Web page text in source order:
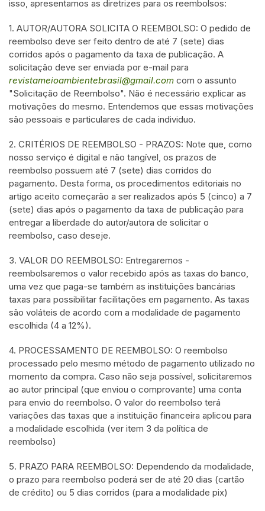
isso, apresentamos as diretrizes para os reembolsos:
1. AUTOR/AUTORA SOLICITA O REEMBOLSO: O pedido de
reembolso deve ser feito dentro de até 7 (sete) dias
corridos após o pagamento da taxa de publicação. A
solicitação deve ser enviada por e-mail para
revistameioambientebrasil@gmail.com com o assunto
"Solicitação de Reembolso". Não é necessário explicar as
motivações do mesmo. Entendemos que essas motivações
são pessoais e particulares de cada individuo.
2. CRITÉRIOS DE REEMBOLSO - PRAZOS: Note que, como
nosso serviço é digital e não tangível, os prazos de
reembolso possuem até 7 (sete) dias corridos do
pagamento. Desta forma, os procedimentos editoriais no
artigo aceito começarão a ser realizados após 5 (cinco) a 7
(sete) dias após o pagamento da taxa de publicação para
entregar a liberdade do autor/autora de solicitar o
reembolso, caso deseje.
3. VALOR DO REEMBOLSO: Entregaremos -
reembolsaremos o valor recebido após as taxas do banco,
uma vez que paga-se também as instituições bancárias
taxas para possibilitar facilitações em pagamento. As taxas
são voláteis de acordo com a modalidade de pagamento
escolhida (4 a 12%).
4. PROCESSAMENTO DE REEMBOLSO: O reembolso
processado pelo mesmo método de pagamento utilizado no
momento da compra. Caso não seja possível, solicitaremos
ao autor principal (que enviou o comprovante) uma conta
para envio do reembolso. O valor do reembolso terá
variações das taxas que a instituição financeira aplicou para
a modalidade escolhida (ver item 3 da política de
reembolso)
5. PRAZO PARA REEMBOLSO: Dependendo da modalidade,
o prazo para reembolso poderá ser de até 20 dias (cartão
de crédito) ou 5 dias corridos (para a modalidade pix)